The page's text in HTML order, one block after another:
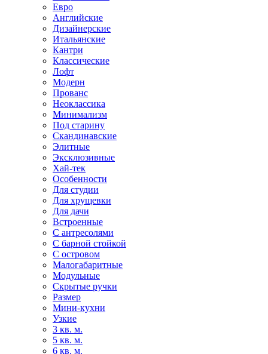
Евро
Английские
Дизайнерские
Итальянские
Кантри
Классические
Лофт
Модерн
Прованс
Неоклассика
Минимализм
Под старину
Скандинавские
Элитные
Эксклюзивные
Хай-тек
Особенности
Для студии
Для хрущевки
Для дачи
Встроенные
С антресолями
С барной стойкой
С островом
Малогабаритные
Модульные
Скрытые ручки
Размер
Мини-кухни
Узкие
3 кв. м.
5 кв. м.
6 кв. м.